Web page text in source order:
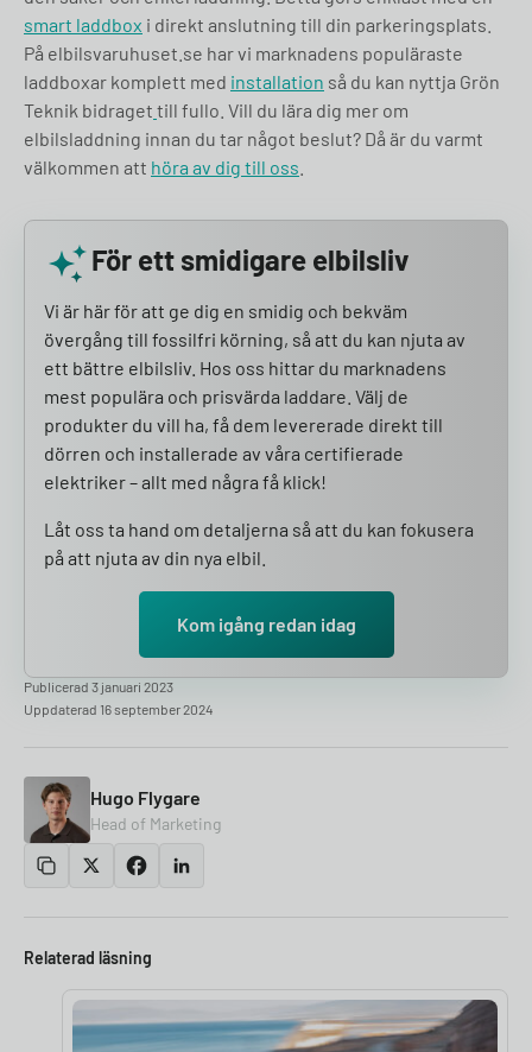
smart laddbox i direkt anslutning till din parkeringsplats.
På elbilsvaruhuset.se har vi marknadens populäraste
laddboxar komplett med installation så du kan nyttja Grön
Teknik bidraget till fullo. Vill du lära dig mer om
elbilsladdning innan du tar något beslut? Då är du varmt
välkommen att höra av dig till oss
För ett smidigare elbilsliv
Vi är här för att ge dig en smidig och bekväm
övergång till fossilfri körning, så att du kan njuta av
ett bättre elbilsliv. Hos oss hittar du marknadens
mest populära och prisvärda laddare. Välj de
produkter du vill ha, få dem levererade direkt till
dörren och installerade av våra certifierade
elektriker – allt med några få klick!
Låt oss ta hand om detaljerna så att du kan fokusera
på att njuta av din nya elbil.
Kom igång redan idag
Publicerad 3 januari 2023
Uppdaterad 16 september 2024
Hugo Flygare
Head of Marketing
Relaterad läsning